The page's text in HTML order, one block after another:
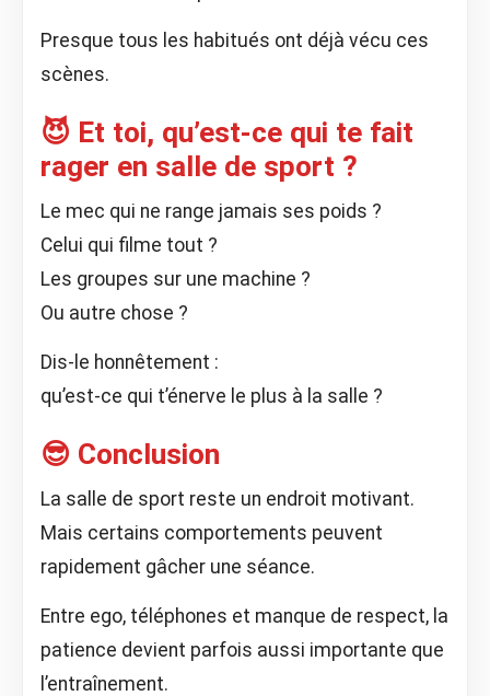
Presque tous les habitués ont déjà vécu ces
scènes.
😈 Et toi, qu’est-ce qui te fait
rager en salle de sport ?
Le mec qui ne range jamais ses poids ?
Celui qui filme tout ?
Les groupes sur une machine ?
Ou autre chose ?
Dis-le honnêtement :
qu’est-ce qui t’énerve le plus à la salle ?
😎 Conclusion
La salle de sport reste un endroit motivant.
Mais certains comportements peuvent
rapidement gâcher une séance.
Entre ego, téléphones et manque de respect, la
patience devient parfois aussi importante que
l’entraînement.